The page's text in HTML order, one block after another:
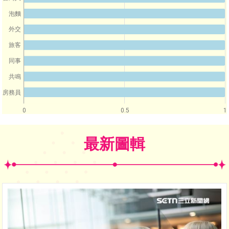
0 0.5 1
泡麵
外交
旅客
同事
共鳴
房務員
最新圖輯